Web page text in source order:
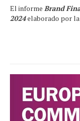
El informe Brand
2024elaborado por